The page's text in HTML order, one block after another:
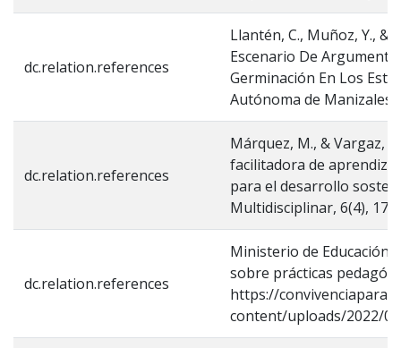
dc.relation.references
Llantén, C., Muñoz, Y., &
Escenario De
Germinación En Los
Autónoma de Manizales.
dc.relation.references
Márquez, M., & Vargaz,
facilitadora de
para el desarrollo
Multidisciplinar, 6(4),
dc.relation.references
Ministerio de Educación
sobre prácticas
https://
content/uploads/2022/